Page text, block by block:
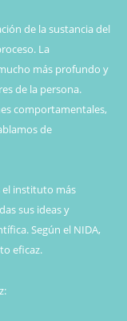
de la sustancia del
La
más profundo y
de la persona.
comportamentales,
de
el instituto más
sus ideas y
Según el NIDA,
eficaz.